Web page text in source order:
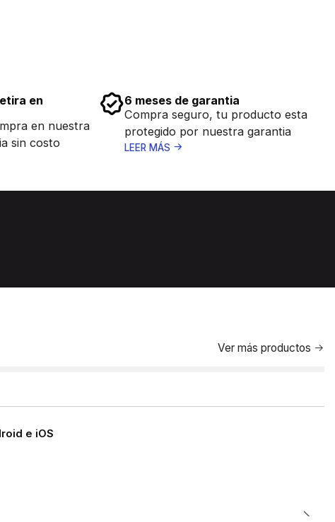
en
en nuestra
sin costo
6 meses de garantia
Compra seguro, tu producto esta
protegido por nuestra garantia
LEER MÁS
Ver más productos
e iOS